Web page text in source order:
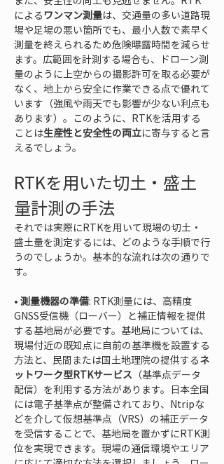
による ワンマン測量は、交通量の多い道路現
場や足場の悪い箇所でも、最小人数で素早く
測量を終えられるため危険曝露時間を減らせ
ます。広範囲を計測する場合も、ドローン測
量のように上空からの撮影許可を取る必要が
なく、地上から安全に作業できる点で優れて
います（強風や雨天でも影響が少ない利点も
あります）。このように、RTKを活用する
ことは生産性と安全性の両立に寄与すると言
えるでしょう。
RTKを用いた切土・盛土
量計測の手法
それでは実際にRTKを用いて現場の切土・
盛土量を測定するには、どのような手順で行
うのでしょうか。基本的な流れは次の通りで
す。
• 測量機器の準備: RTK測量には、高精度
GNSS受信機（ローバー）と補正情報を提供
する基地局が必要です。基地局については、
現場付近の既知点に自前の基準機を設置する
方法と、民間または国土地理院の提供するネ
ットワーク型RTKサービス （基準点データ
配信）を利用する方法があります。日本全国
には電子基準点が整備されており、Ntripな
どを介して仮想基準点（VRS）の補正データ
を受信することで、基地局を置かずにRTK測
位を実現できます。現場の通信環境やエリア